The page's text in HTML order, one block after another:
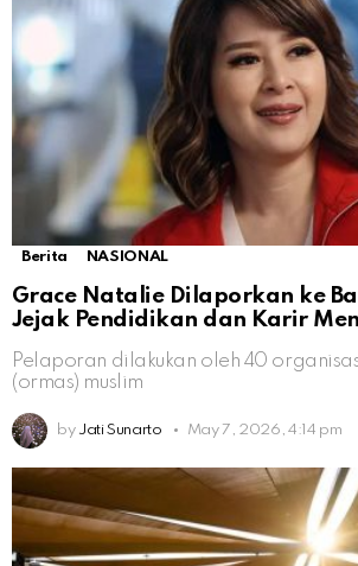
Berita NASIONAL
Grace Natalie Dilaporkan ke
Jejak Pendidikan dan Karir
Pelaporan dilakukan oleh 40
(ormas) muslim
by Jati Sunarto May 7, 2026, 4:14 pm